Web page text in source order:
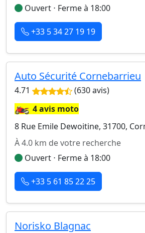
Ouvert ⋅ Ferme à 18:00
+33 5 34 27 19 19
Auto Sécurité Cornebarrieu
4.71 (630 avis)
🏍️4 avis moto
8 Rue Emile Dewoitine, 31700,
À 4.0 km de votre recherche
Ouvert ⋅ Ferme à 18:00
+33 5 61 85 22 25
Norisko Blagnac